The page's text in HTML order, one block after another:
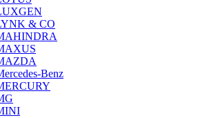
& CO
Benz